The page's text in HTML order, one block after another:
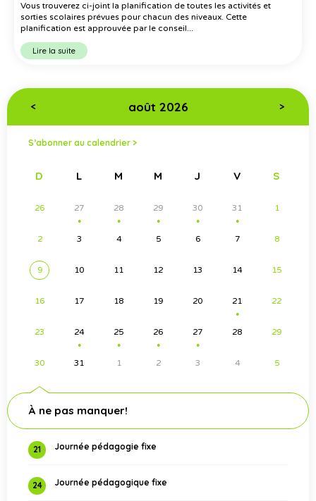
Vous trouverez ci-joint la planification de toutes les activités et
sorties scolaires prévues pour chacun des niveaux. Cette
planification est approuvée par le conseil...
Lire la suite
< août 2026 >
S’abonner au calendrier >
D L M M J V S
26 27
●
28
●
29
●
30
●
31
●
1
2 3 4 5 6 7 8
9 10 11 12 13 14 15
16 17 18 19 20 21
●
22
23 24
●
25
●
26
●
27
●
28 29
30 31 1 2 3 4 5
À ne pas manquer!
21 Journée pédagogie fixe
24 Journée pédagogique fixe